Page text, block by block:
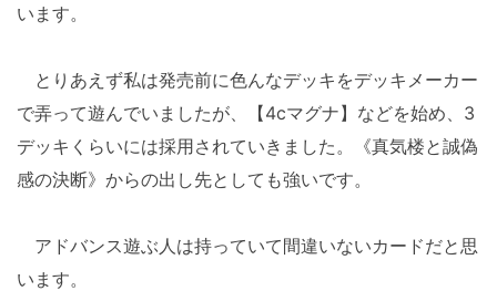
います。
とりあえず私は発売前に色んなデッキをデッキメーカー
で弄って遊んでいましたが、【4cマグナ】などを始め、3
デッキくらいには採用されていきました。《真気楼と誠偽
感の決断》からの出し先としても強いです。
アドバンス遊ぶ人は持っていて間違いないカードだと思
います。